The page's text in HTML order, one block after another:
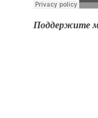
Поддержите